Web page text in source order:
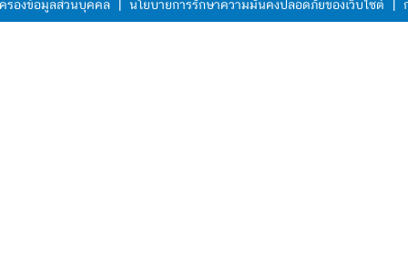
รองข้อมูลส่วนบุคคล | นโยบายการรักษาความมั่นคงปลอดภัยของเว็บไซต์ |